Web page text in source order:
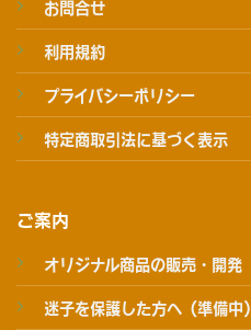
お問合せ
利用規約
プライバシーポリシー
特定商取引法に基づく表示
ご案内
オリジナル商品の販売・開発
迷子を保護した方へ（準備中）